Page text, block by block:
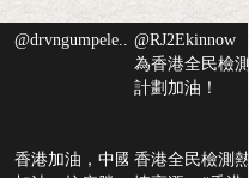
@drvngumpele... @RJ2Ekinnow
為香港全民檢測
計劃加油！
香港加油，中國 香港全民檢測熱